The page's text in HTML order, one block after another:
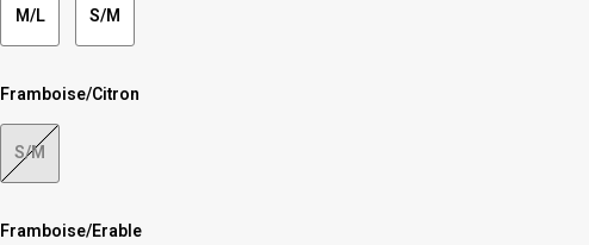
M/L S/M
Framboise/Citron
S/M
Framboise/Erable